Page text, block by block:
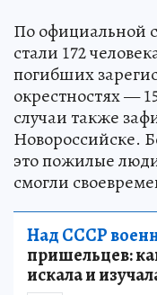
По официальной
стали 172
погибших
окрестностях —
случаи также
Новороссийске.
это пожилые
смогли
Над СССР
пришельцев:
искала и